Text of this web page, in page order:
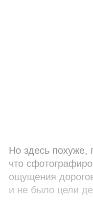
Но здесь похуже,
что
ощущения
и не было цели